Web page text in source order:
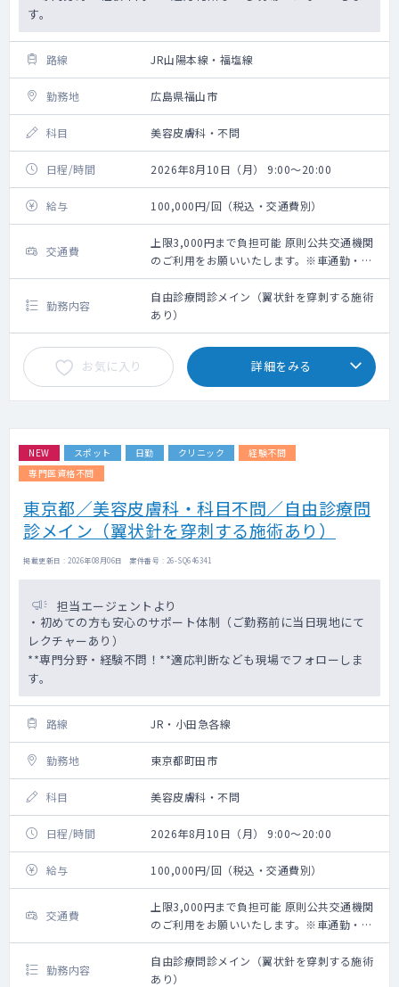
す。
路線 JR山陽本線・福塩線
勤務地 広島県福山市
科目 美容皮膚科・不問
日程/時間 2026年8月10日（月） 9:00～20:00
給与 100,000円/回（税込・交通費別）
交通費
上限3,000円まで負担可能 原則公共交通機関
のご利用をお願いいたします。※車通勤・タ
クシー利用要相談
勤務内容
自由診療問診メイン（翼状針を穿刺する施術
あり）
お気に入り 詳細をみる
NEW スポット 日勤 クリニック
経験不問
専門医資格不問
東京都／美容皮膚科・科目不問／自由診療問
診メイン（翼状針を穿刺する施術あり）
掲載更新日 : 2026年08月06日 案件番号 : 26-SQ646341
担当エージェントより
・初めての方も安心のサポート体制（ご勤務前に当日現地にて
レクチャーあり）
**専門分野・経験不問！**適応判断なども現場でフォローしま
す。
路線 JR・小田急各線
勤務地 東京都町田市
科目 美容皮膚科・不問
日程/時間 2026年8月10日（月） 9:00～20:00
給与 100,000円/回（税込・交通費別）
交通費
上限3,000円まで負担可能 原則公共交通機関
のご利用をお願いいたします。※車通勤・タ
クシー利用要相談
勤務内容
自由診療問診メイン（翼状針を穿刺する施術
あり）